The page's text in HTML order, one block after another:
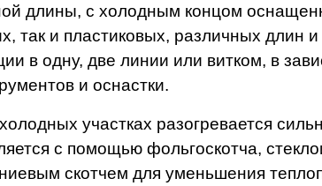
длины, с холодным концом
так и пластиковых, различных длин
в одну, две линии или витком, в
и оснастки.
участках разогревается
с помощью фольгоскотча,
скотчем для уменьшения